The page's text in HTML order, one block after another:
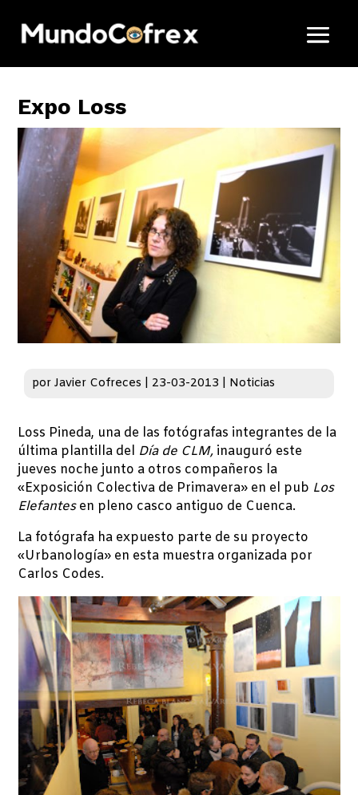
Expo Loss
porJavier Cofreces 23-03-2013 Noticias
Loss Pineda, una de las fotógrafas integrantes de la
última plantilla del Día de CLM, inauguró este
jueves noche junto a otros compañeros la
«Exposición Colectiva de Primavera» en el pub Los
Elefantesen pleno casco antiguo de Cuenca.
La fotógrafa ha expuesto parte de su proyecto
«Urbanología» en esta muestra organizada por
Carlos Codes.